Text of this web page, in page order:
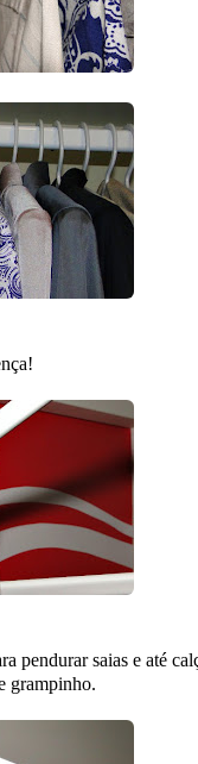
pendurar saias e até
grampinho.